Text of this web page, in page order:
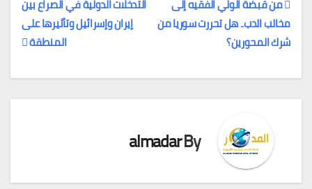
تصفّح
المقالات
التدخلات الدولية في الصراع بين
إيران وإسرائيل وتأثيرها على
المنطقة
من قبضة الولي الفقيه إلى
مخالب الدب.. هل تحررت سوريا من
شرك المحورين؟
By
almadar